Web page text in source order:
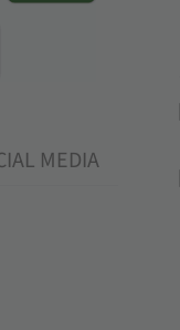
MEDIA